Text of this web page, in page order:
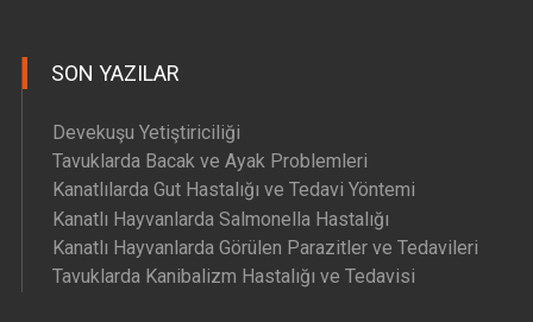
SON YAZILAR
Devekuşu Yetiştiriciliği
Tavuklarda Bacak ve Ayak Problemleri
Kanatlılarda Gut Hastalığı ve Tedavi Yöntemi
Kanatlı Hayvanlarda Salmonella Hastalığı
Kanatlı Hayvanlarda Görülen Parazitler ve Tedavileri
Tavuklarda Kanibalizm Hastalığı ve Tedavisi